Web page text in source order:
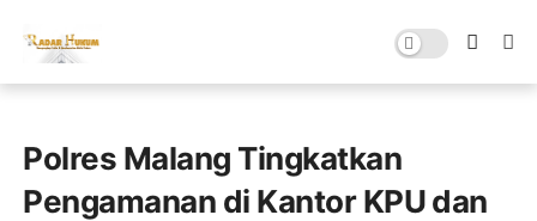
Polres Malang Tingkatkan
Pengamanan di Kantor KPU dan